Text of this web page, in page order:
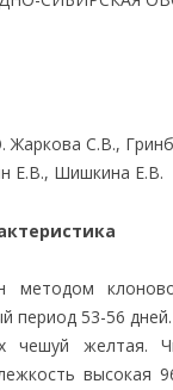
С.В.,
Е.В., Шишкина Е.В.
методом
период 53-56
чешуй желтая.
высокая